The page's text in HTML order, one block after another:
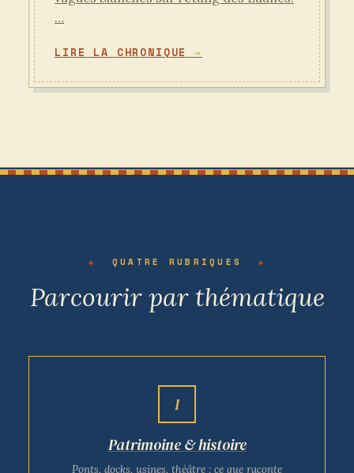
…
LIRE LA CHRONIQUE
QUATRE RUBRIQUES
Parcourir par thématique
I
Patrimoine & histoire
Ponts, docks, usines, théâtre : ce que raconte